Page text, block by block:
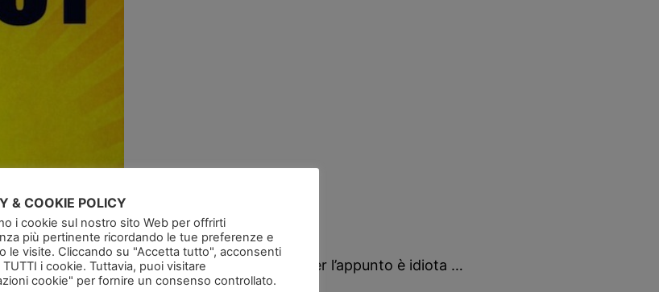
tra cinquecento anni, dove l’umanità per l’appunto è idiota …
& COOKIE POLICY
i cookie sul nostro sito Web per offrirti
più pertinente ricordando le tue preferenze e
le visite. Cliccando su "Accetta tutto", acconsenti
i cookie. Tuttavia, puoi visitare
cookie" per fornire un consenso controllato.